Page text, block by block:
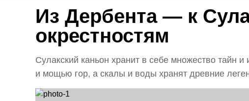
Из Дербента — к
окрестностям
Сулакский каньон хранит в себе множество тайн
и мощью гор, а скалы и воды хранят древние